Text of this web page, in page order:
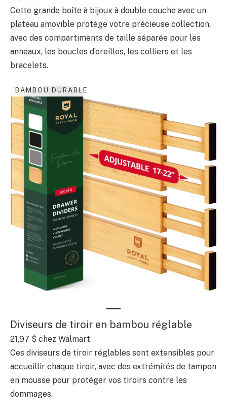
Cette grande boîte à bijoux à double couche avec un
plateau amovible protège votre précieuse collection,
avec des compartiments de taille séparée pour les
anneaux, les boucles d’oreilles, les colliers et les
bracelets.
BAMBOU DURABLE
Diviseurs de tiroir en bambou réglable
21,97 $ chez Walmart
Ces diviseurs de tiroir réglables sont extensibles pour
accueillir chaque tiroir, avec des extrémités de tampon
en mousse pour protéger vos tiroirs contre les
dommages.